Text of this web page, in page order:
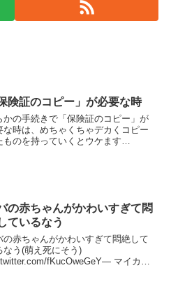
保険証のコピー」が必要な時
かの手続きで「保険証のコピー」が
な時は、めちゃくちゃデカくコピー
ものを持っていくとウケます
の赤ちゃんがかわいすぎて悶
ているなう
の赤ちゃんがかわいすぎて悶絶して
なう(萌え死にそう)
fKucOweGeY— マイカ